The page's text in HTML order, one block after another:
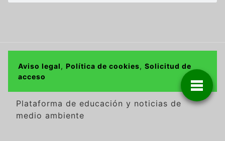
Aviso legal, Política de cookies, Solicitud de
acceso
Plataforma de educación y noticias de
medio ambiente